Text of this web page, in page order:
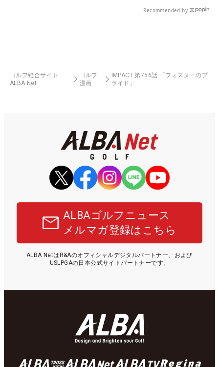
Recommended by
ゴルフ総合サイト
ALBA Net
ゴルフ
漫画
IMPACT 第756話 「フォスターのプ
ライド」
ALBAゴルフニュース
メルマガ登録はこちら
ALBA NetはR&Aのオフィシャルデジタルパートナー、および
USLPGAの日本公式サイトパートナーです。